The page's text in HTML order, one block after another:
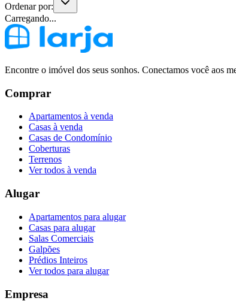
Ordenar por:
Carregando...
Encontre o imóvel dos seus sonhos. Conectamos você aos
Comprar
Apartamentos à venda
Casas à venda
Casas de Condomínio
Coberturas
Terrenos
Ver todos à venda
Alugar
Apartamentos para alugar
Casas para alugar
Salas Comerciais
Galpões
Prédios Inteiros
Ver todos para alugar
Empresa